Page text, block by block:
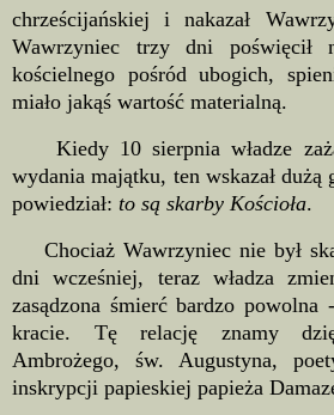
chrześcijańskiej i nakazał
Wawrzyniec trzy dni poświęcił
kościelnego pośród ubogich,
miało jakąś wartość materialną.
Kiedy 10 sierpnia władze
wydania majątku, ten wskazał
powiedział: to są skarby Kościoła.
Chociaż Wawrzyniec nie był
dni wcześniej, teraz władza
zasądzona śmierć bardzo powolna
kracie. Tę relację znamy
Ambrożego, św. Augustyna,
inskrypcji papieskiej papieża